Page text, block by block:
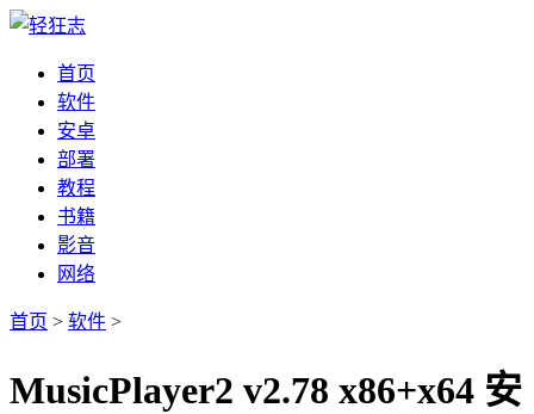
首页
软件
安卓
部署
教程
书籍
影音
网络
首页 > 软件 >
MusicPlayer2 v2.78 x86+x64 安